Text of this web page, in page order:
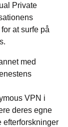
Private
at surfe på
med
VPN i
deres egne
efterforskninger